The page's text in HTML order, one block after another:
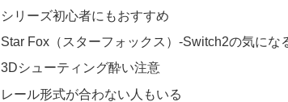
シリーズ初心者にもおすすめ
Star Fox（スターフォックス）-Switch2の気にな
3Dシューティング酔い注意
レール形式が合わない人もいる